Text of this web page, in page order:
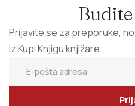
Prijavite se za preporuke,
iz Kupi Knjigu knjižare.